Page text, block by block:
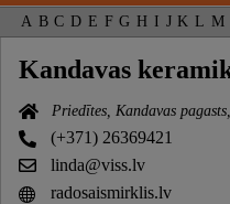
A B C D E F G H I J K L M
Kandavas
Priedītes, Kandavas
(+371) 26369421
linda@viss.lv
radosaismirklis.lv